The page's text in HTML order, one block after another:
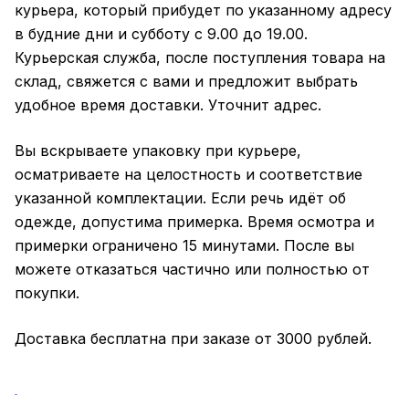
курьера, который прибудет по указанному адресу
в будние дни и субботу с 9.00 до 19.00.
Курьерская служба, после поступления товара на
склад, свяжется с вами и предложит выбрать
удобное время доставки. Уточнит адрес.
Вы вскрываете упаковку при курьере,
осматриваете на целостность и соответствие
указанной комплектации. Если речь идёт об
одежде, допустима примерка. Время осмотра и
примерки ограничено 15 минутами. После вы
можете отказаться частично или полностью от
покупки.
Доставка бесплатна при заказе от 3000 рублей.